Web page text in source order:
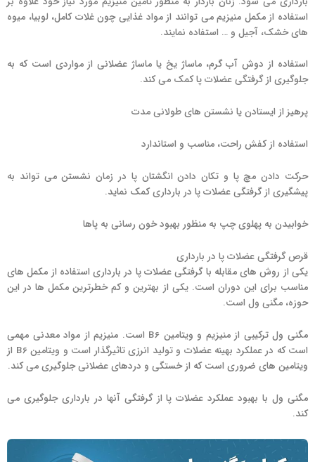
استفاده از مکمل منیزیم می توانند از مواد غذایی چون غلات کامل، لوبیا، میوه
های خشک، آجیل و … استفاده نمایند.
استفاده از دوش آب گرم، ماساژ یخ یا ماساژ عضلانی از مواردی است که به
جلوگیری از گرفتگی عضلات پا کمک می کند.
پرهیز از ایستادن یا نشستن های طولانی مدت
استفاده از کفش راحت، مناسب و استاندارد
حرکت دادن مچ پا و تکان دادن انگشتان پا در زمان نشستن می تواند به
پیشگیری از گرفتگی عضلات پا در بارداری کمک نماید.
خوابیدن به پهلوی چپ به منظور بهبود خون رسانی به پاها
قرص گرفتگی عضلات پا در بارداری
یکی از روش های مقابله با گرفتگی عضلات پا در بارداری استفاده از مکمل های
مناسب برای این دوران است. یکی از بهترین و کم خطرترین مکمل ها در این
حوزه، مگنی ول است.
مگنی ول ترکیبی از منیزیم و ویتامین B6 است. منیزیم از مواد معدنی مهمی
است که در عملکرد بهینه عضلات و تولید انرزی تاثیرگذار است و ویتامین B6 از
ویتامین های ضروری است که از خستگی و دردهای عضلانی جلوگیری می کند.
مگنی ول با بهبود عملکرد عضلات پا از گرفتگی آنها در بارداری جلوگیری می
کند.